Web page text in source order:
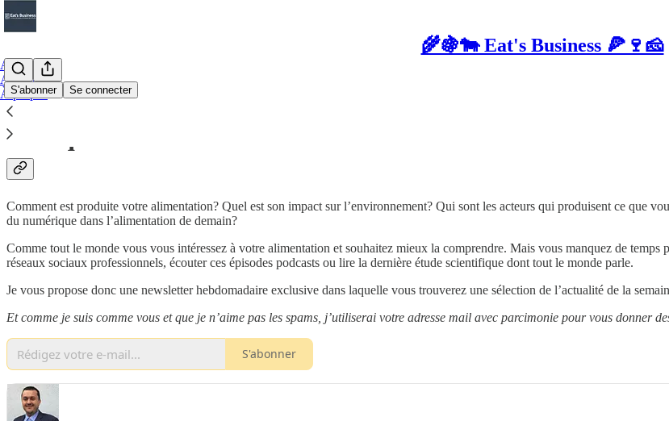
🌾🍇🐄 Eat's Business 🍕🍷🧀
S'abonner Se connecter
Accueil
Archiver
À propos
Pourquoi vous abonner ?
Comment est produite votre alimentation? Quel est son impact sur l’environnement? Qui sont les acteurs qui produisent ce que
du numérique dans l’alimentation de demain?
Comme tout le monde vous vous intéressez à votre alimentation et souhaitez mieux la comprendre. Mais vous manquez de temps
réseaux sociaux professionnels, écouter ces épisodes podcasts ou lire la dernière étude scientifique dont tout le monde parle.
Je vous propose donc une newsletter hebdomadaire exclusive dans laquelle vous trouverez une sélection de l’actualité de la
Et comme je suis comme vous et que je n’aime pas les spams, j’utiliserai votre adresse mail avec parcimonie pour vous donner
S'abonner